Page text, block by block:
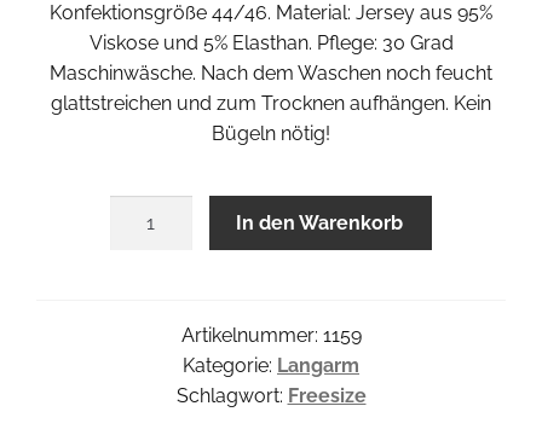
Konfektionsgröße 44/46. Material: Jersey aus 95%
Viskose und 5% Elasthan. Pflege: 30 Grad
Maschinwäsche. Nach dem Waschen noch feucht
glattstreichen und zum Trocknen aufhängen. Kein
Bügeln nötig!
In den Warenkorb
Artikelnummer: 1159
Kategorie: Langarm
Schlagwort: Freesize